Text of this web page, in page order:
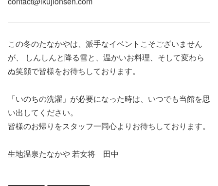
この冬のたなかやは、派手なイベントこそございません
が、 しんしんと降る雪と、温かいお料理、そして変わら
ぬ笑顔で皆様をお待ちしております。
「いのちの洗濯」が必要になった時は、いつでも当館を思
い出してください。
皆様のお帰りをスタッフ一同心よりお待ちしております。
生地温泉たなかや 若女将 田中